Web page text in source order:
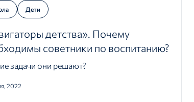
Дети
детства». Почему
советники по воспитанию?
задачи они решают?
2022